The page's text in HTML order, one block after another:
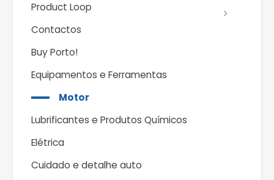
Product Loop
Contactos
Buy Porto!
Equipamentos e Ferramentas
Motor
Lubrificantes e Produtos Químicos
Elétrica
Cuidado e detalhe auto